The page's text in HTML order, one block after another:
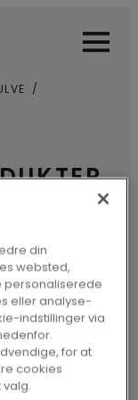
OpenOpen
er
og støv,
og
For at
din
websted,
personaliserede
eller analyse-
indstillinger via
for at
cookies